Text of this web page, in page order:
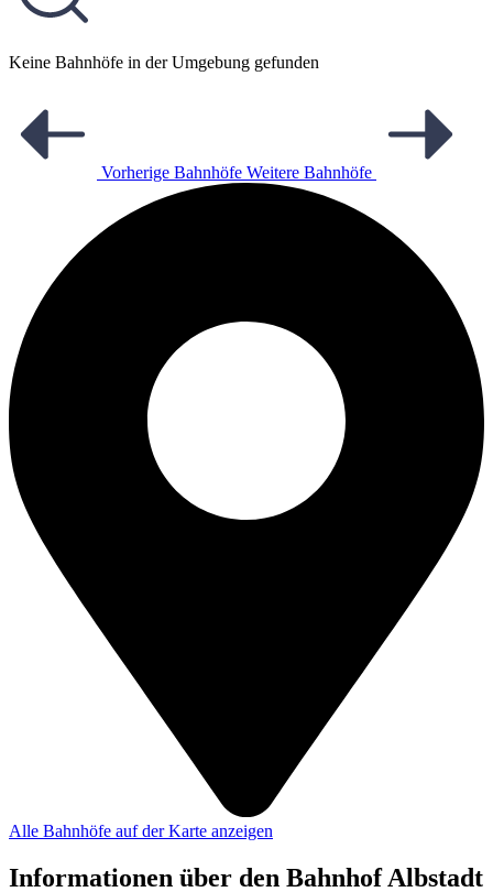
Keine Bahnhöfe in der Umgebung gefunden
Vorherige Bahnhöfe Weitere Bahnhöfe
Alle Bahnhöfe auf der Karte anzeigen
Informationen über den Bahnhof Albstadt